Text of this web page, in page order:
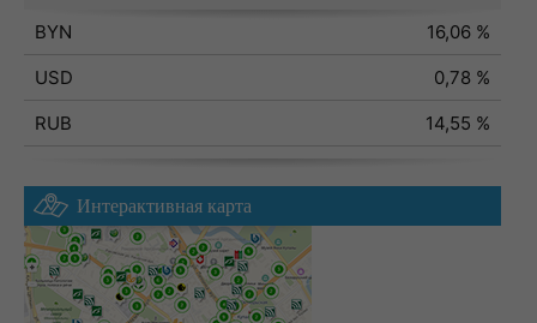
BYN
16,06 %
USD
0,78 %
RUB
14,55 %
Интерактивная карта